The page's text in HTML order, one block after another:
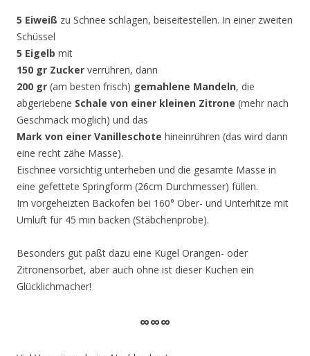
5 Eiweiß zu Schnee schlagen, beiseitestellen. In einer zweiten
Schüssel
5 Eigelb mit
150 gr Zucker verrühren, dann
200 gr (am besten frisch) gemahlene Mandeln, die
abgeriebene Schale von einer kleinen Zitrone (mehr nach
Geschmack möglich) und das
Mark von einer Vanilleschote hineinrühren (das wird dann
eine recht zähe Masse).
Eischnee vorsichtig unterheben und die gesamte Masse in
eine gefettete Springform (26cm Durchmesser) füllen.
Im vorgeheizten Backofen bei 160° Ober- und Unterhitze mit
Umluft für 45 min backen (Stäbchenprobe).
Besonders gut paßt dazu eine Kugel Orangen- oder
Zitronensorbet, aber auch ohne ist dieser Kuchen ein
Glücklichmacher!
∞∞∞